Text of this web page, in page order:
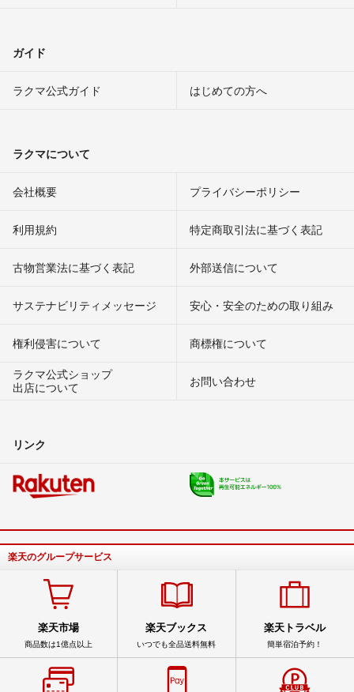
ガイド
ラクマ公式ガイド はじめての方へ
ラクマについて
会社概要 プライバシーポリシー
利用規約 特定商取引法に基づく表記
古物営業法に基づく表記 外部送信について
サステナビリティメッセージ 安心・安全のための取り組み
権利侵害について
商標権について
ラクマ公式ショップ
出店について
お問い合わせ
リンク
楽天のグループサービス
楽天市場
商品数は1億点以上
楽天ブックス
いつでも全品送料無料
楽天トラベル
簡単宿泊予約！